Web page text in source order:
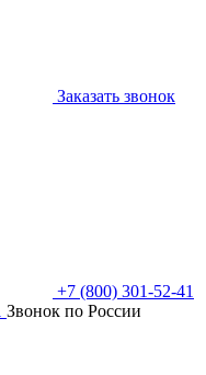
Заказать звонок
+7 (800) 301-52-41
Звонок по России